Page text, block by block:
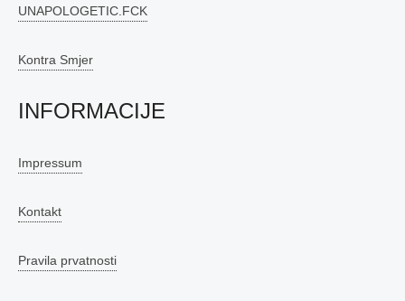
UNAPOLOGETIC.FCK
Kontra Smjer
INFORMACIJE
Impressum
Kontakt
Pravila prvatnosti